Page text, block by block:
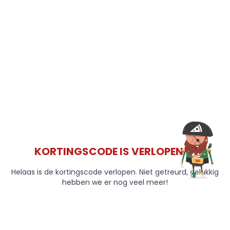
KORTINGSCODE IS VERLOPEN 😞
Helaas is de kortingscode verlopen. Niet getreurd, gelukkig
hebben we er nog veel meer!